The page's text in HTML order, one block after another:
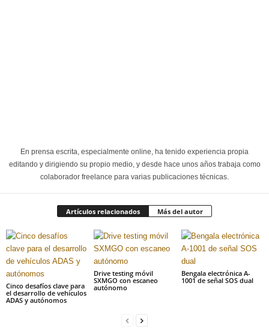
En prensa escrita, especialmente online, ha tenido experiencia propia
editando y dirigiendo su propio medio, y desde hace unos años trabaja como
colaborador freelance para varias publicaciones técnicas.
Artículos relacionados Más del autor
Cinco desafíos clave para
el desarrollo de vehículos
ADAS y autónomos
Drive testing móvil
SXMGO con escaneo
autónomo
Bengala electrónica A-
1001 de señal SOS dual